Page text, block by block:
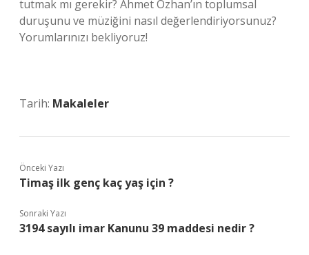
tutmak mı gerekir? Ahmet Özhan’ın toplumsal
duruşunu ve müziğini nasıl değerlendiriyorsunuz?
Yorumlarınızı bekliyoruz!
Tarih: Makaleler
Önceki Yazı
Timaş ilk genç kaç yaş için ?
Sonraki Yazı
3194 sayılı imar Kanunu 39 maddesi nedir ?